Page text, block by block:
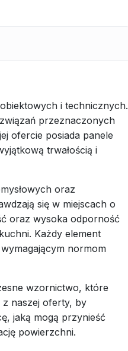
i technicznych.
przeznaczonych
ofercie posiada panele
trwałością i
oraz
się w miejscach o
oraz wysoka odporność
Każdy element
normom
wzornictwo, które
z naszej oferty, by
jaką mogą przynieść
powierzchni.